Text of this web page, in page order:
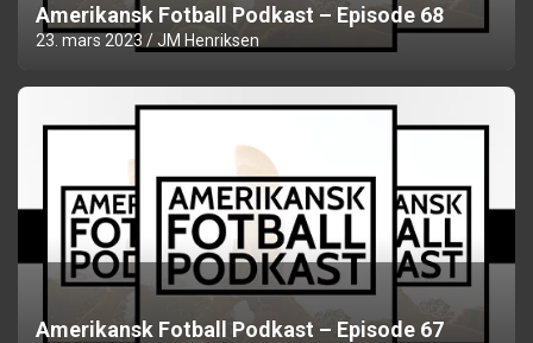
Amerikansk Fotball Podkast – Episode 68
23. mars 2023 JM Henriksen
Amerikansk Fotball Podkast – Episode 67